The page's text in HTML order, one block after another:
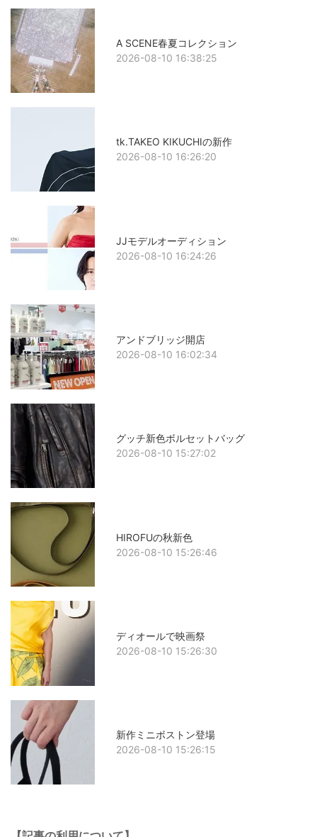
A SCENE春夏コレクション
2026-08-10 16:38:25
tk.TAKEO KIKUCHIの新作
2026-08-10 16:26:20
JJモデルオーディション
2026-08-10 16:24:26
アンドブリッジ開店
2026-08-10 16:02:34
グッチ新色ボルセットバッグ
2026-08-10 15:27:02
HIROFUの秋新色
2026-08-10 15:26:46
ディオールで映画祭
2026-08-10 15:26:30
新作ミニボストン登場
2026-08-10 15:26:15